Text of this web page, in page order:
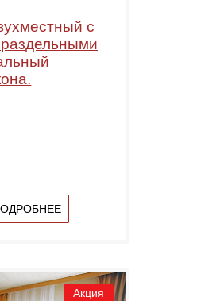
с
Акция